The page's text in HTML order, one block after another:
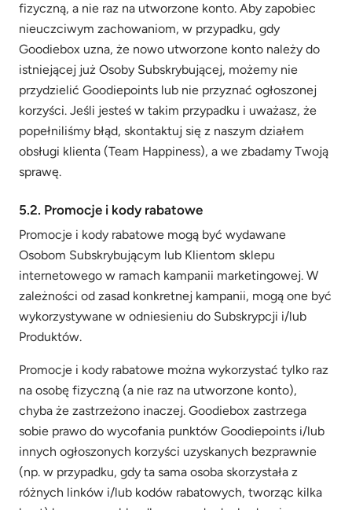
fizyczną, a nie raz na utworzone konto. Aby zapobiec
nieuczciwym zachowaniom, w przypadku, gdy
Goodiebox uzna, że nowo utworzone konto należy do
istniejącej już Osoby Subskrybującej, możemy nie
przydzielić Goodiepoints lub nie przyznać ogłoszonej
korzyści. Jeśli jesteś w takim przypadku i uważasz, że
popełniliśmy błąd, skontaktuj się z naszym działem
obsługi klienta (Team Happiness), a we zbadamy Twoją
sprawę.
5.2. Promocje i kody rabatowe
Promocje i kody rabatowe mogą być wydawane
Osobom Subskrybującym lub Klientom sklepu
internetowego w ramach kampanii marketingowej. W
zależności od zasad konkretnej kampanii, mogą one być
wykorzystywane w odniesieniu do Subskrypcji i/lub
Produktów.
Promocje i kody rabatowe można wykorzystać tylko raz
na osobę fizyczną (a nie raz na utworzone konto),
chyba że zastrzeżono inaczej. Goodiebox zastrzega
sobie prawo do wycofania punktów Goodiepoints i/lub
innych ogłoszonych korzyści uzyskanych bezprawnie
(np. w przypadku, gdy ta sama osoba skorzystała z
różnych linków i/lub kodów rabatowych, tworząc kilka